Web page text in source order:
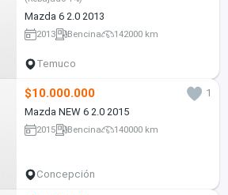
Mazda 6 2.0 2013
2013 Bencina 142000 km
Temuco
$10.000.000
1
Mazda NEW 6 2.0 2015
2015 Bencina 140000 km
Concepción